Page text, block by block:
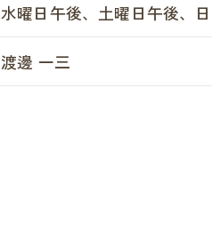
水曜日午後、土曜日午後、
渡邊 一三